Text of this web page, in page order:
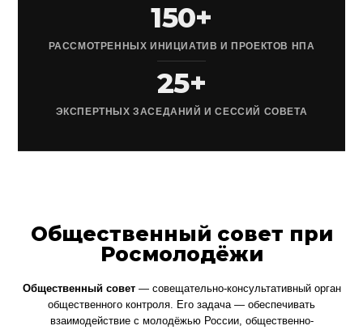
150+
РАССМОТРЕННЫХ ИНИЦИАТИВ И ПРОЕКТОВ НПА
25+
ЭКСПЕРТНЫХ ЗАСЕДАНИЙ И СЕССИЙ СОВЕТА
Общественный совет при
Росмолодёжи
Общественный совет— совещательно-консультативный орган
общественного контроля. Его задача — обеспечивать
взаимодействие с молодёжью России, общественно-